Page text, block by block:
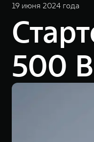
19 июня 2024 года
500